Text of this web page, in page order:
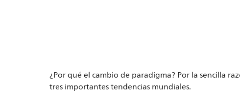
¿Por qué el cambio de paradigma? Por la sencilla
tres importantes tendencias mundiales.